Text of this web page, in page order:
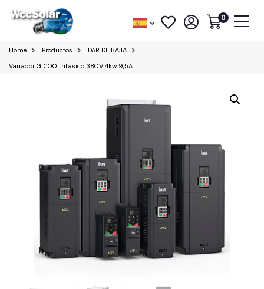
0
Home Productos
DAR DE BAJA
Variador GD100 trifasico 380V 4kw 9,5A